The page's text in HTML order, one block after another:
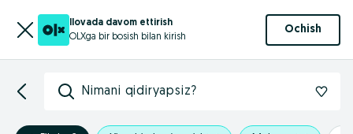
Ilovada davom ettirish
OLXga bir bosish bilan kirish
Ochish
Nimani qidiryapsiz?